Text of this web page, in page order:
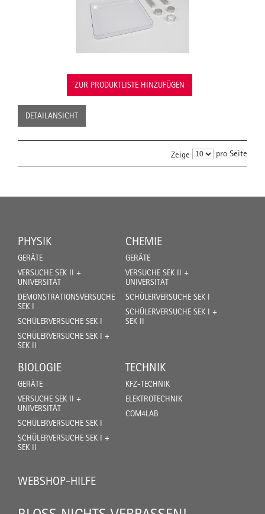
ZUR PRODUKTLISTE HINZUFÜGEN
DETAILANSICHT
Zeige pro Seite
PHYSIK
GERÄTE
VERSUCHE SEK II +
UNIVERSITÄT
DEMONSTRATIONSVERSUCHE
SEK I
SCHÜLERVERSUCHE SEK I
SCHÜLERVERSUCHE SEK I +
SEK II
CHEMIE
GERÄTE
VERSUCHE SEK II +
UNIVERSITÄT
SCHÜLERVERSUCHE SEK I
SCHÜLERVERSUCHE SEK I +
SEK II
BIOLOGIE
GERÄTE
VERSUCHE SEK II +
UNIVERSITÄT
SCHÜLERVERSUCHE SEK I
SCHÜLERVERSUCHE SEK I +
SEK II
TECHNIK
KFZ-TECHNIK
ELEKTROTECHNIK
COM4LAB
WEBSHOP-HILFE